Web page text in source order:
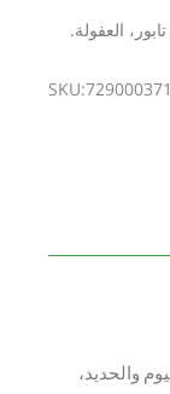
العفولة.
والحديد،